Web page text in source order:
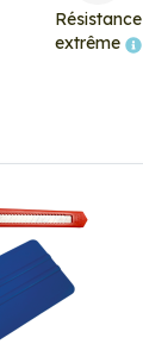
Résistance
extrême